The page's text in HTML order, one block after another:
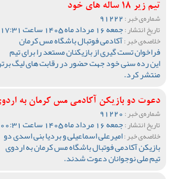
تیم زیر 18 ساله های خود
شماره‌ی خبر :
تاریخ انتشار :جمعه 16 مرداد ماه 1405 ساعت 17:31
خلاصه‌ی خبر :آکادمی فوتبال باشگاه مس کرمان
فراخوان تست گیری از بازیکنان مستعد را برای تیم
این رده سنی خود جهت حضور در رقابت های لیگ
منتشر کرد.
دعوت دو بازیکن آکادمی مس کرمان به
شماره‌ی خبر :
تاریخ انتشار :جمعه 16 مرداد ماه 1405 ساعت 00:31
خلاصه‌ی خبر :امیرعلی اسماعیلی و بردیا بنی اسدی دو
بازیکن آکادمی فوتبال باشگاه مس کرمان به اردوی
تیم ملی نوجوانان دعوت شدند.